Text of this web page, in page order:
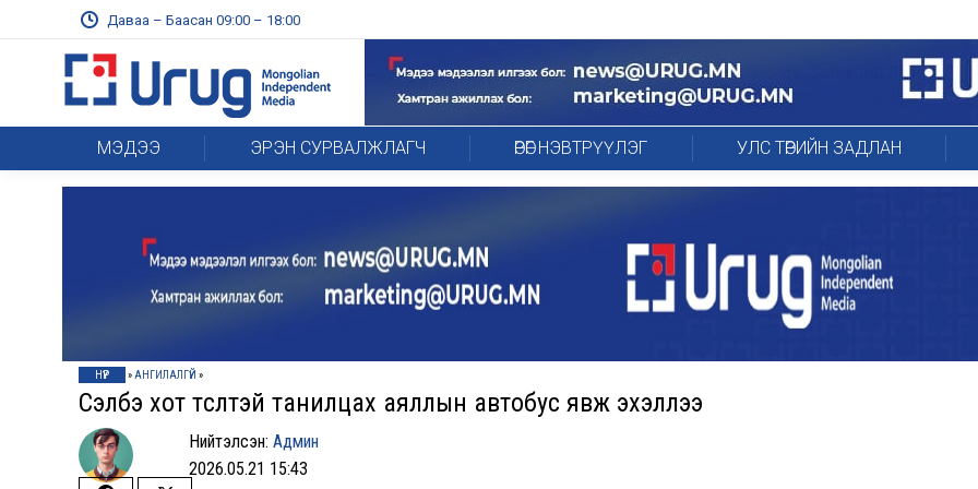
Даваа – Баасан 09:00 – 18:00
МЭДЭЭ ЭРЭН СУРВАЛЖЛАГЧ ӨРӨГ НЭВТРҮҮЛЭГ УЛС ТӨРИЙН ЗАДЛАН
НҮҮР » АНГИЛАЛГҮЙ »
Сэлбэ хот төсөлтэй танилцах аяллын автобус явж эхэллээ
Нийтэлсэн:Админ
2026.05.21 15:43